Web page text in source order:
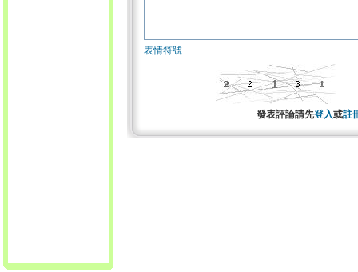
表情符號
發表評論請先登入或註